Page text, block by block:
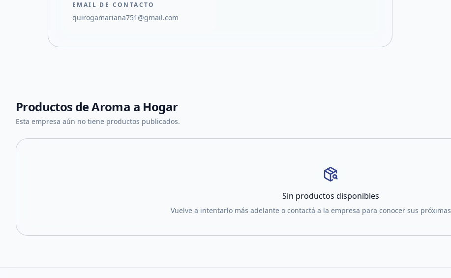
EMAIL DE CONTACTO
quirogamariana751@gmail.com
Productos deAroma a Hogar
Esta empresa aún no tiene productos publicados.
Sin productos disponibles
Vuelve a intentarlo más adelante o contactá a la empresa para conocer sus